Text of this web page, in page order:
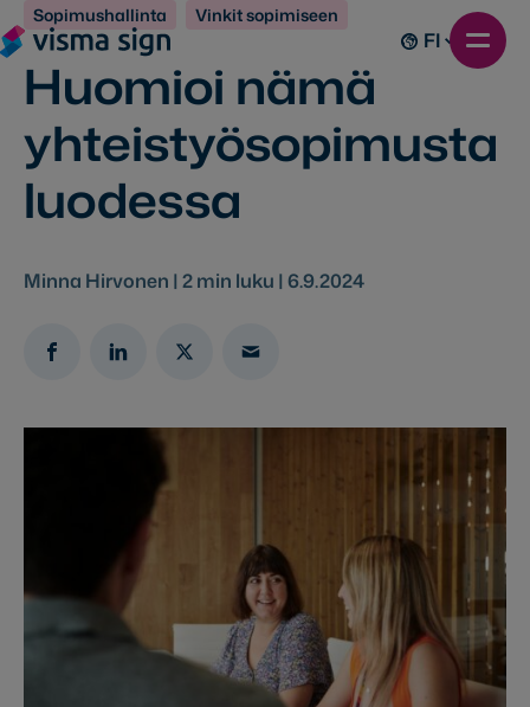
FI
Sopimushallinta Vinkit sopimiseen
Huomioi nämä
yhteistyösopimusta
luodessa
Minna Hirvonen | 2min luku | 6.9.2024